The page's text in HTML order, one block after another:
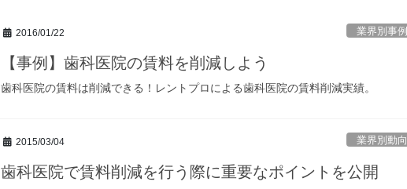
2016/01/22 業界別事例
【事例】歯科医院の賃料を削減しよう
歯科医院の賃料は削減できる！レントプロによる歯科医院の賃料削減実績。
2015/03/04 業界別動向
歯科医院で賃料削減を行う際に重要なポイントを公開